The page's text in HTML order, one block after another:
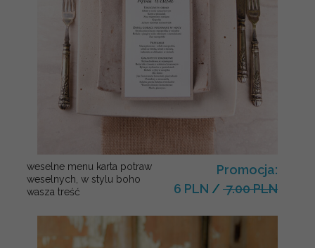
weselne menu karta potraw
weselnych, w stylu boho
wasza treść
Promocja:
6 PLN / 7.00 PLN